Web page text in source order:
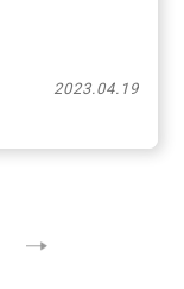
2023.04.19